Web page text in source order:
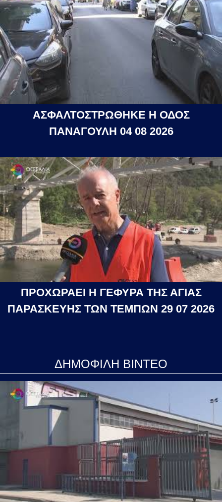
ΑΣΦΑΛΤΟΣΤΡΩΘΗΚΕ Η ΟΔΟΣ
ΠΑΝΑΓΟΥΛΗ 04 08 2026
ΠΡΟΧΩΡΑΕΙ Η ΓΕΦΥΡΑ ΤΗΣ ΑΓΙΑΣ
ΠΑΡΑΣΚΕΥΗΣ ΤΩΝ ΤΕΜΠΩΝ 29 07 2026
ΔΗΜΟΦΙΛΗ ΒΙΝΤΕΟ